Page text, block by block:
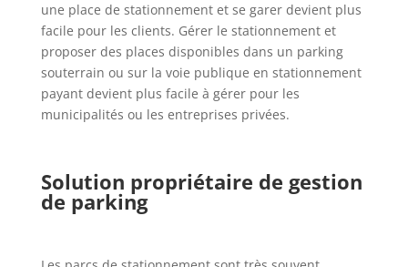
une place de stationnement et se garer devient plus
facile pour les clients. Gérer le stationnement et
proposer des places disponibles dans un parking
souterrain ou sur la voie publique en stationnement
payant devient plus facile à gérer pour les
municipalités ou les entreprises privées.
Solution propriétaire de gestion
de parking